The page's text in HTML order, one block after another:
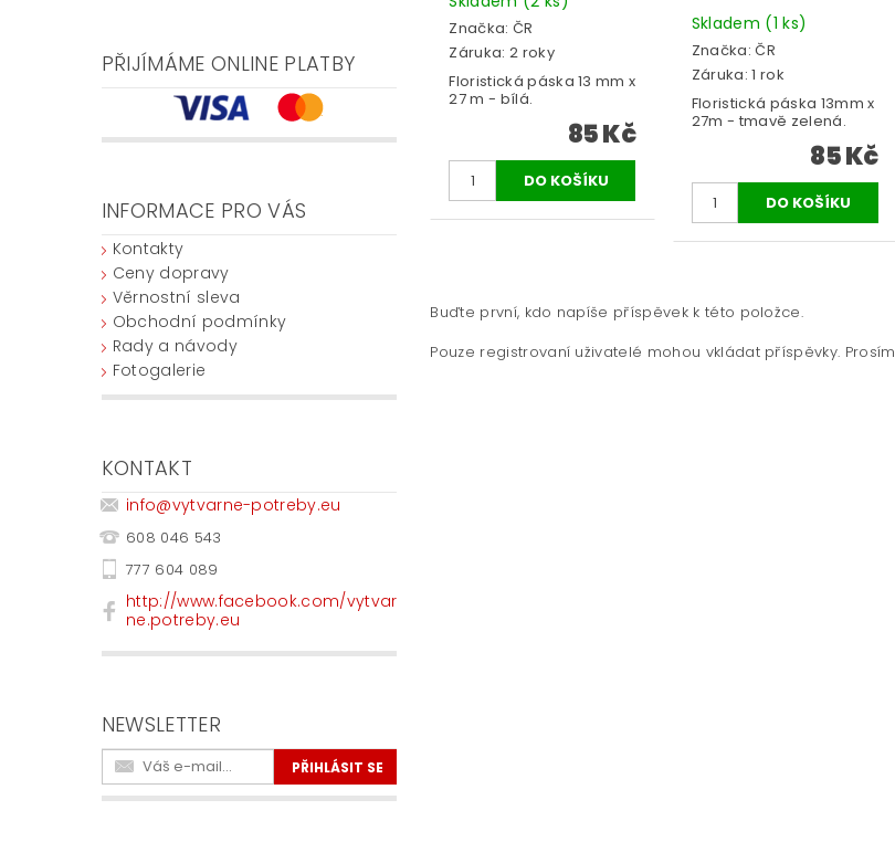
PŘIJÍMÁME ONLINE PLATBY
INFORMACE PRO VÁS
Kontakty
Ceny dopravy
Věrnostní sleva
Obchodní podmínky
Rady a návody
Fotogalerie
KONTAKT
info@vytvarne-potreby.eu
608 046 543
777 604 089
http://www.facebook.com/vytvar
ne.potreby.eu
NEWSLETTER
Značka: ČR
Záruka: 2 roky
Floristická páska 13 mm x
27 m - bílá.
85 Kč
Skladem (1 ks)
Značka:ČR
Záruka: 1 rok
Floristická páska 13mm x
27m - tmavě zelená.
85 Kč
Buďte první, kdo napíše příspěvek k této položce.
Pouze registrovaní uživatelé mohou vkládat příspěvky. Prosím